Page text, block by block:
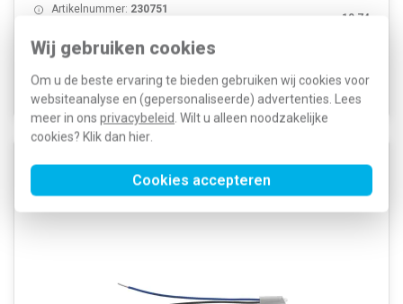
Wij gebruiken cookies
Om u de beste ervaring te bieden gebruiken wij cookies voor
websiteanalyse en (gepersonaliseerde) advertenties. Lees
meer in ons privacybeleid. Wilt u alleen noodzakelijke
cookies? Klik dan hier.
Cookies accepteren
10,74
Artikelnummer: 230751
EAN:
5413736178861
Voorraad:6
Niko 170-37823 verlichtingseenheid met draden 230V
met groen led voor schakelaar